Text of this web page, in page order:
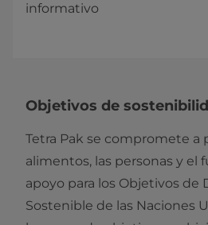
informativo
Objetivos de
Tetra Pak se compromete a
alimentos, las personas y el
apoyo para los Objetivos de
Sostenible de las Naciones